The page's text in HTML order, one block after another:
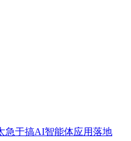
急于搞AI智能体应用落地